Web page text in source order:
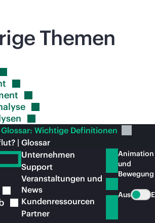
Themen
Wichtige Definitionen
| Glossar
Unternehmen
Support
Veranstaltungen und
News
Kundenressourcen
Partner
Animation
und
Bewegung
Aus